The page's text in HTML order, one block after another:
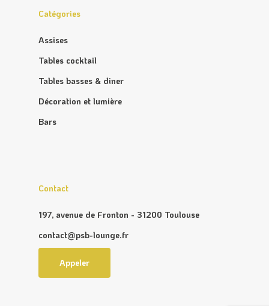
Catégories
Assises
Tables cocktail
Tables basses & diner
Décoration et lumière
Bars
Contact
197, avenue de Fronton - 31200 Toulouse
contact@psb-lounge.fr
Appeler